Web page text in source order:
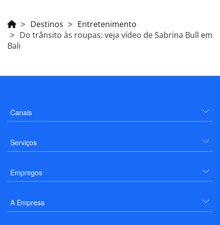
Destinos
Entretenimento
Do trânsito às roupas: veja vídeo de Sabrina Bull em
Bali
Canais
Serviços
Empregos
A Empresa